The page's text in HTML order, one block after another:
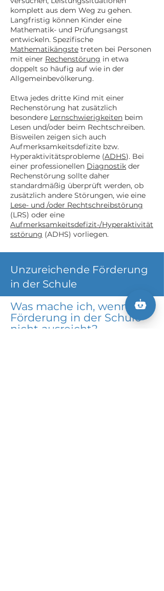
komplett aus dem Weg zu gehen.
Langfristig können Kinder eine
Mathematik- und Prüfungsangst
entwickeln. Spezifische
Mathematikängste treten bei Personen
mit einer Rechenstörung in etwa
doppelt so häufig auf wie in der
Allgemeinbevölkerung.
Etwa jedes dritte Kind mit einer
Rechenstörung hat zusätzlich
besondere Lernschwierigkeiten beim
Lesen und/oder beim Rechtschreiben.
Bisweilen zeigen sich auch
Aufmerksamkeitsdefizite bzw.
Hyperaktivitätsprobleme (ADHS). Bei
einer professionellen Diagnostik der
Rechenstörung sollte daher
standardmäßig überprüft werden, ob
zusätzlich andere Störungen, wie eine
Lese- und /oder Rechtschreibstörung
(LRS) oder eine
Aufmerksamkeitsdefizit-/Hyperaktivität
sstörung (ADHS) vorliegen.
Unzureichende Förderung
in der Schule
Was mache ich, wenn die
Förderung in der Schule
nicht ausreicht?